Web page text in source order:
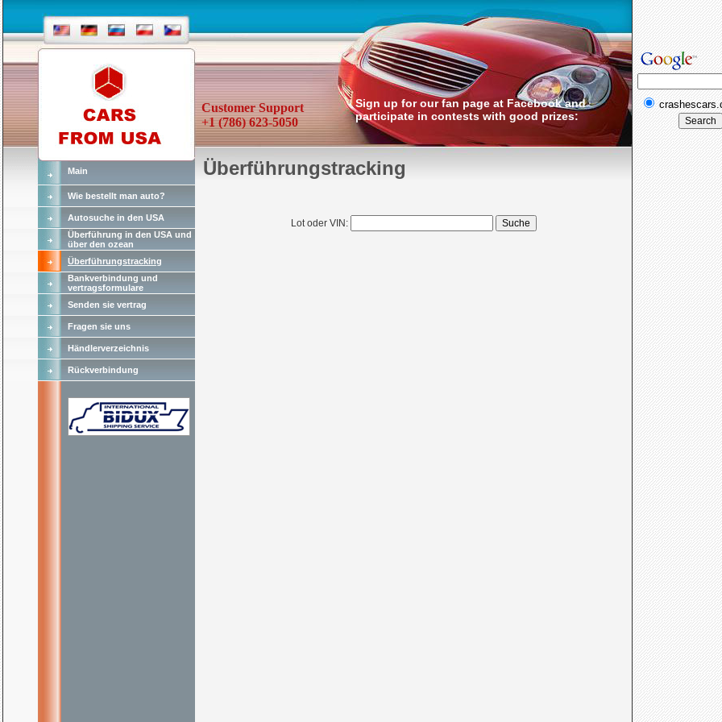
Customer Support
+1 (786) 623-5050
Sign up for our fan page at Facebook and
participate in contests with good prizes:
Main
Wie bestellt man auto?
Autosuche in den USA
Überführung in den USA und
über den ozean
Überführungstracking
Bankverbindung und
vertragsformulare
Senden sie vertrag
Fragen sie uns
Händlerverzeichnis
Rückverbindung
Überführungstracking
Lot oder VIN: